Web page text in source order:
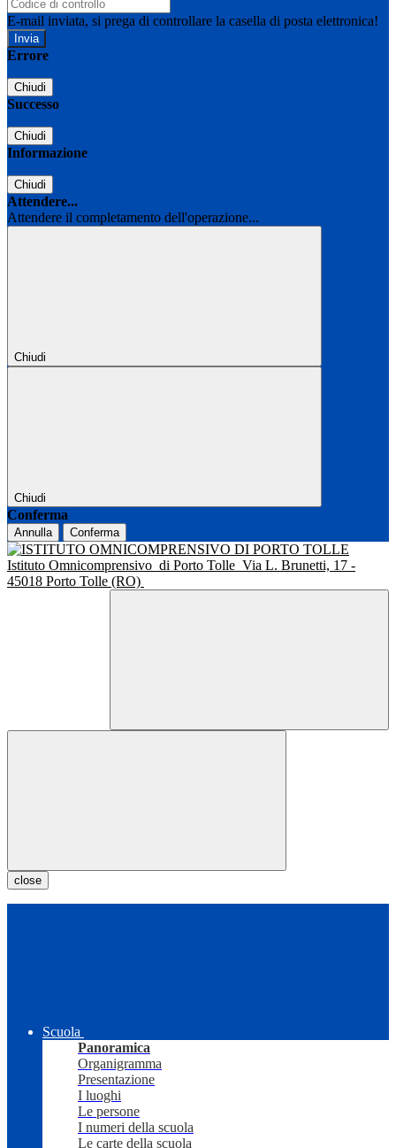
E-mail inviata, si prega di controllare la casella di posta elettronica!
Errore
Chiudi
Successo
Chiudi
Informazione
Chiudi
Attendere...
Attendere il completamento dell'operazione...
Chiudi
Chiudi
Conferma
Annulla Conferma
Istituto Omnicomprensivo di Porto Tolle Via L. Brunetti, 17 -
45018 Porto Tolle (RO)
close
Scuola
Panoramica
Organigramma
Presentazione
I luoghi
Le persone
I numeri della scuola
Le carte della scuola